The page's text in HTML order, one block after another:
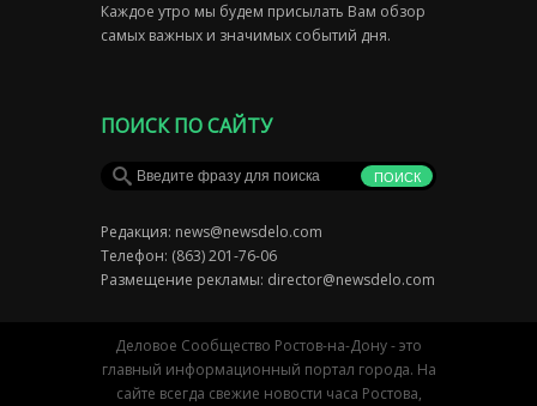
Каждое утро мы будем присылать Вам обзор
самых важных и значимых событий дня.
ПОИСК ПО САЙТУ
Редакция: news@newsdelo.com
Телефон: (863) 201-76-06
Размещение рекламы: director@newsdelo.com
Деловое Сообщество Ростов-на-Дону - это
главный информационный портал города. На
сайте всегда свежие новости часа Ростова,